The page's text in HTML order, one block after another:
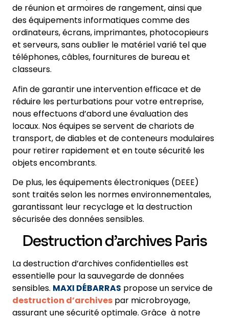
de réunion et armoires de rangement, ainsi que
des équipements informatiques comme des
ordinateurs, écrans, imprimantes, photocopieurs
et serveurs, sans oublier le matériel varié tel que
téléphones, câbles, fournitures de bureau et
classeurs.
Afin de garantir une intervention efficace et de
réduire les perturbations pour votre entreprise,
nous effectuons d’abord une évaluation des
locaux. Nos équipes se servent de chariots de
transport, de diables et de conteneurs modulaires
pour retirer rapidement et en toute sécurité les
objets encombrants.
De plus, les équipements électroniques (DEEE)
sont traités selon les normes environnementales,
garantissant leur recyclage et la destruction
sécurisée des données sensibles.
Destruction d’archives Paris
La destruction d’archives confidentielles est
essentielle pour la sauvegarde de données
sensibles. MAXI DÉBARRAS propose un service de
destruction d’archives par microbroyage,
assurant une sécurité optimale. Grâce à notre